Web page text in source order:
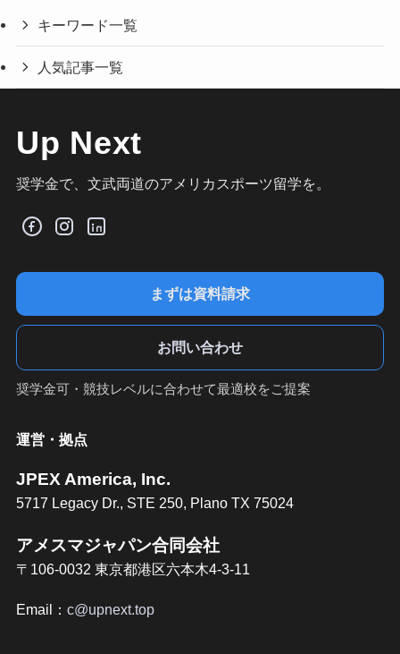
キーワード一覧
人気記事一覧
Up Next
奨学金で、文武両道のアメリカスポーツ留学を。
まずは資料請求
お問い合わせ
奨学金可・競技レベルに合わせて最適校をご提案
運営・拠点
JPEX America, Inc.
5717 Legacy Dr., STE 250, Plano TX 75024
アメスマジャパン合同会社
〒106-0032 東京都港区六本木4-3-11
Email： c@upnext.top